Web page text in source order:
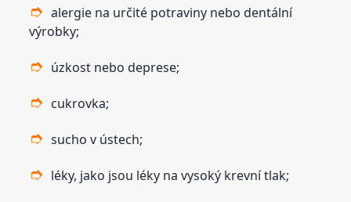
alergie na určité potraviny nebo dentální
výrobky;
úzkost nebo deprese;
cukrovka;
sucho v ústech;
léky, jako jsou léky na vysoký krevní tlak;